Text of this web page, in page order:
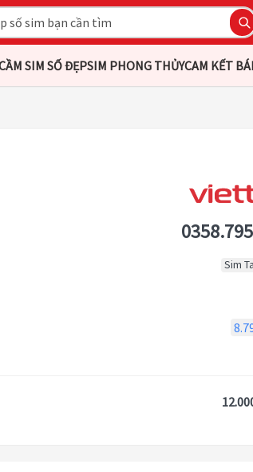
SIM SỐ ĐẸPSIM PHONG THỦYCAM KẾT
Sim